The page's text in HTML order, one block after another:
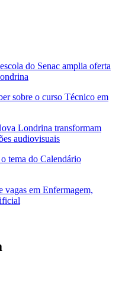
do Senac amplia oferta
sobre o curso Técnico em
Londrina transformam
audiovisuais
tema do Calendário
vagas em Enfermagem,